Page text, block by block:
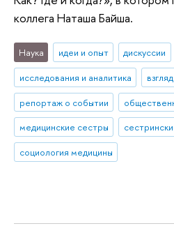
коллега Наташа Байша.
Наука идеи и опыт
дискуссии
исследования и аналитика
репортаж о событии
медицинские сестры
социология медицины